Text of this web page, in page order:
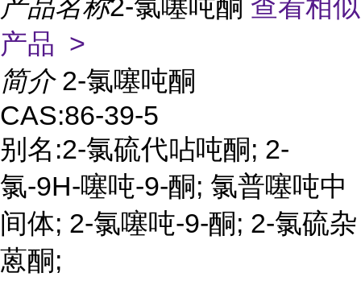
产品名称2-氯噻吨酮 查看相似
产品 >
简介 2-氯噻吨酮
CAS:86-39-5
别名:2-氯硫代呫吨酮; 2-
氯-9H-噻吨-9-酮; 氯普噻吨中
间体; 2-氯噻吨-9-酮; 2-氯硫杂
蒽酮;